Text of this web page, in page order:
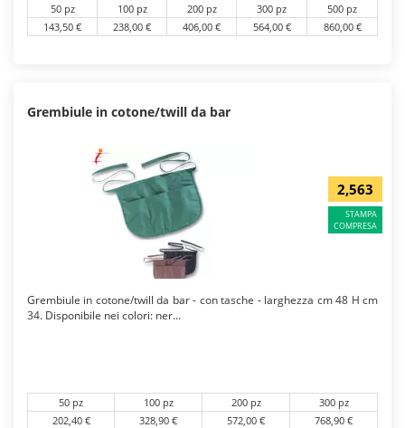
50 pz 100 pz 200 pz 300 pz
500 pz
143,50 €
238,00 € 406,00 € 564,00 € 860,00 €
Grembiule in cotone/twill da bar
2,563
STAMPA
COMPRESA
Grembiule in cotone/twill da bar - con tasche - larghezza cm 48 H cm
34. Disponibile nei colori: ner...
50 pz 100 pz 200 pz
300 pz
202,40 €
328,90 € 572,00 € 768,90 €